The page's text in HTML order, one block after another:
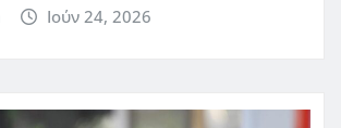
Ιούν 24, 2026